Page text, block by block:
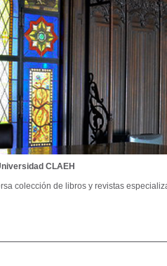
CLAEH
colección de libros y revistas